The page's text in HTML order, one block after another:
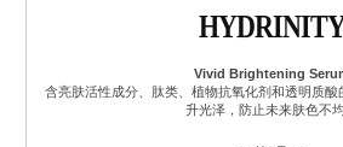
Vivid Brightening
含亮肤活性成分、肽类、植物抗氧化剂和透明质
升光泽，防止未来肤色不均